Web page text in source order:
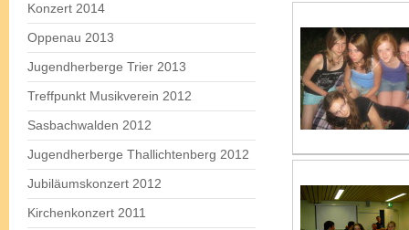
Konzert 2014
Oppenau 2013
Jugendherberge Trier 2013
Treffpunkt Musikverein 2012
Sasbachwalden 2012
Jugendherberge Thallichtenberg 2012
Jubiläumskonzert 2012
Kirchenkonzert 2011